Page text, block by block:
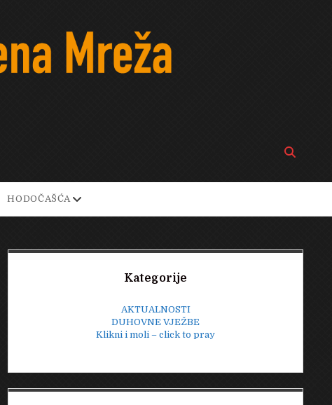
Open
bar
HODOČAŠĆA open
menu
Sidebar
Kategorije
AKTUALNOSTI
DUHOVNE VJEŽBE
Klikni i moli – click to pray